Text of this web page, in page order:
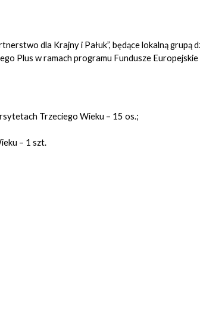
dla Krajny i Pałuk”, będące lokalną grupą
Plus w ramach programu Fundusze Europejskie
Trzeciego Wieku – 15 os.;
– 1 szt.